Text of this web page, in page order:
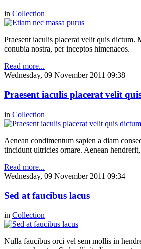
in Collection
Praesent iaculis placerat velit quis dictum.
conubia nostra, per inceptos himenaeos.
Read more...
Wednesday, 09 November 2011 09:38
Praesent iaculis placerat velit
in Collection
Aenean condimentum sapien a diam
tincidunt ultricies ornare. Aenean
Read more...
Wednesday, 09 November 2011 09:34
Sed at faucibus lacus
in Collection
Nulla faucibus orci vel sem mollis in